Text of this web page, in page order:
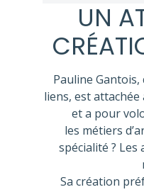
UN
Pauline
liens, est
et a pour
les métiers
spécialité ? Les
Sa création